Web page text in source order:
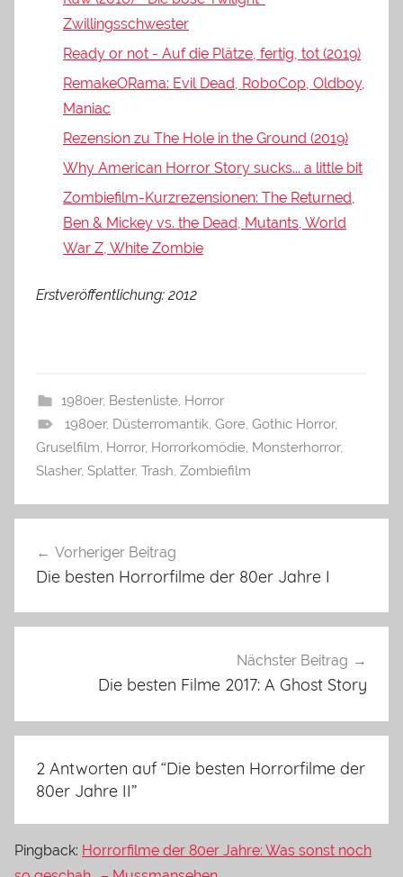
Zwillingsschwester
Ready or not - Auf die Plätze, fertig, tot (2019)
RemakeORama: Evil Dead, RoboCop, Oldboy,
Maniac
Rezension zu The Hole in the Ground (2019)
Why American Horror Story sucks... a little bit
Zombiefilm-Kurzrezensionen: The Returned,
Ben & Mickey vs. the Dead, Mutants, World
War Z, White Zombie
Erstveröffentlichung: 2012
1980er, Bestenliste, Horror
1980er, Düsterromantik, Gore, Gothic Horror,
Gruselfilm Horror, Horrorkomödie Monsterhorror,
Slasher, Splatter, Trash Zombiefilm
Vorheriger Beitrag
Die besten Horrorfilme der 80er Jahre I
Nächster Beitrag
Die besten Filme 2017: A Ghost Story
2 Antworten auf “Die besten Horrorfilme der
80er Jahre II”
Pingback: Horrorfilme der 80er Jahre: Was sonst noch